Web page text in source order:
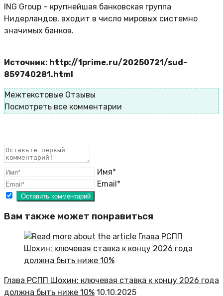
ING Group – крупнейшая банковская группа
Нидерландов, входит в число мировых системно
значимых банков.
Источник: http://1prime.ru/20250721/sud-
859740281.html
Межтекстовые Отзывы
Посмотреть все комментарии
Имя*
Email*
Вам также может понравиться
Глава РСПП Шохин: ключевая ставка к концу 2026 года
должна быть ниже 10% 10.10.2025